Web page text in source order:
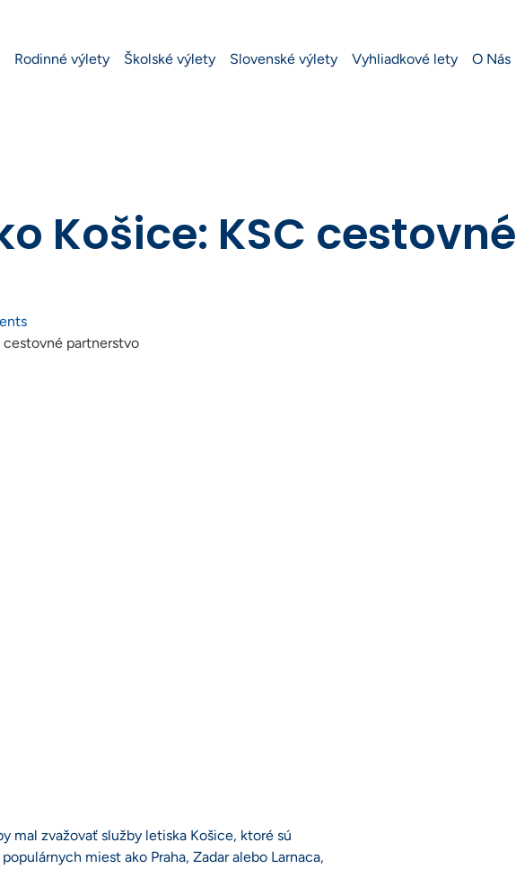
Rodinné výlety Školské výlety Slovenské výlety Vyhliadkové lety O Nás
Košice: KSC cestovné
partnerstvo
mal zvažovať služby letiska Košice, ktoré sú
miest ako Praha, Zadar alebo Larnaca,